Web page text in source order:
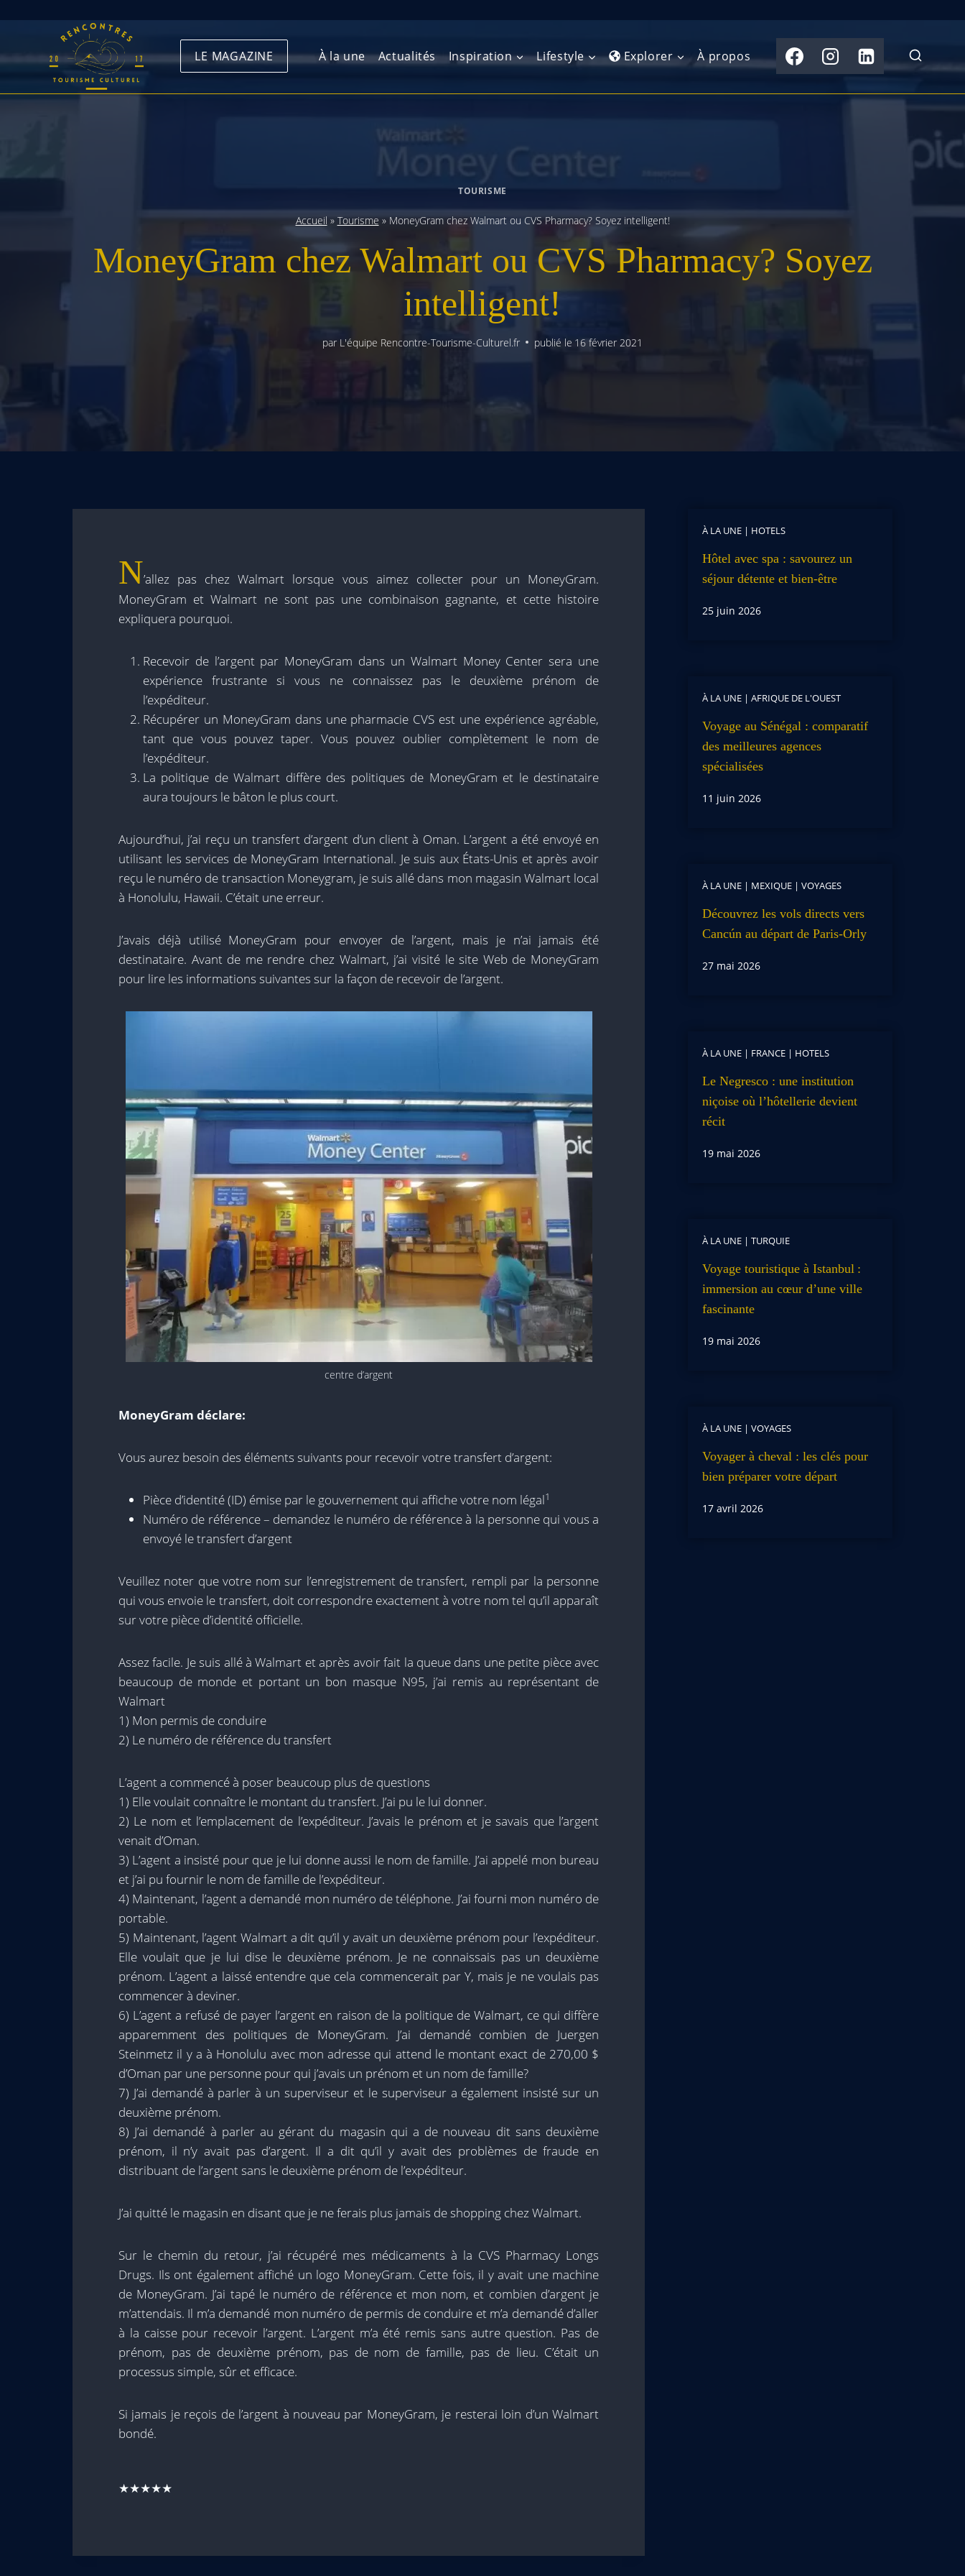
content
LE MAGAZINE À la une Actualités Inspiration Lifestyle Explorer
Europe de l’Ouest
Balkans
Amérique centrale
Afrique de l’Est
Afrique australe
indien
Asie du Sud-Est
Extrême-Orient
À propos
TOURISME
Accueil » Tourisme»MoneyGram chez Walmart ou CVS Pharmacy? Soyez intelligent!
MoneyGram chez Walmart ou CVS Pharmacy? Soyez
intelligent!
par L'équipe Rencontre-Tourisme-Culturel.fr publié le 16 février 2021
N’allez pas chez Walmart lorsque vous aimez collecter pour un MoneyGram.
MoneyGram et Walmart ne sont pas une combinaison gagnante, et cette histoire
expliquera pourquoi.
Recevoir de l’argent par MoneyGram dans un Walmart Money Center sera une
expérience frustrante si vous ne connaissez pas le deuxième prénom de
l’expéditeur.
Récupérer un MoneyGram dans une pharmacie CVS est une expérience agréable,
tant que vous pouvez taper. Vous pouvez oublier complètement le nom de
l’expéditeur.
La politique de Walmart diffère des politiques de MoneyGram et le destinataire
aura toujours le bâton le plus court.
Aujourd’hui, j’ai reçu un transfert d’argent d’un client à Oman. L’argent a été envoyé en
utilisant les services de MoneyGram International. Je suis aux États-Unis et après avoir
reçu le numéro de transaction Moneygram, je suis allé dans mon magasin Walmart local
à Honolulu, Hawaii. C’était une erreur.
J’avais déjà utilisé MoneyGram pour envoyer de l’argent, mais je n’ai jamais été
destinataire. Avant de me rendre chez Walmart, j’ai visité le site Web de MoneyGram
pour lire les informations suivantes sur la façon de recevoir de l’argent.
centre d’argent
MoneyGram déclare:
Vous aurez besoin des éléments suivants pour recevoir votre transfert d’argent:
Pièce d’identité (ID) émise par le gouvernement qui affiche votre nom légal1
Numéro de référence – demandez le numéro de référence à la personne qui vous a
envoyé le transfert d’argent
Veuillez noter que votre nom sur l’enregistrement de transfert, rempli par la personne
qui vous envoie le transfert, doit correspondre exactement à votre nom tel qu’il apparaît
sur votre pièce d’identité officielle.
Assez facile. Je suis allé à Walmart et après avoir fait la queue dans une petite pièce avec
beaucoup de monde et portant un bon masque N95, j’ai remis au représentant de
Walmart
1) Mon permis de conduire
2) Le numéro de référence du transfert
L’agent a commencé à poser beaucoup plus de questions
1) Elle voulait connaître le montant du transfert. J’ai pu le lui donner.
2) Le nom et l’emplacement de l’expéditeur. J’avais le prénom et je savais que l’argent
venait d’Oman.
3) L’agent a insisté pour que je lui donne aussi le nom de famille. J’ai appelé mon bureau
et j’ai pu fournir le nom de famille de l’expéditeur.
4) Maintenant, l’agent a demandé mon numéro de téléphone. J’ai fourni mon numéro de
portable.
5) Maintenant, l’agent Walmart a dit qu’il y avait un deuxième prénom pour l’expéditeur.
Elle voulait que je lui dise le deuxième prénom. Je ne connaissais pas un deuxième
prénom. L’agent a laissé entendre que cela commencerait par Y, mais je ne voulais pas
commencer à deviner.
6) L’agent a refusé de payer l’argent en raison de la politique de Walmart, ce qui diffère
apparemment des politiques de MoneyGram. J’ai demandé combien de Juergen
Steinmetz il y a à Honolulu avec mon adresse qui attend le montant exact de 270,00 $
d’Oman par une personne pour qui j’avais un prénom et un nom de famille?
7) J’ai demandé à parler à un superviseur et le superviseur a également insisté sur un
deuxième prénom.
8) J’ai demandé à parler au gérant du magasin qui a de nouveau dit sans deuxième
prénom, il n’y avait pas d’argent. Il a dit qu’il y avait des problèmes de fraude en
distribuant de l’argent sans le deuxième prénom de l’expéditeur.
J’ai quitté le magasin en disant que je ne ferais plus jamais de shopping chez Walmart.
Sur le chemin du retour, j’ai récupéré mes médicaments à la CVS Pharmacy Longs
Drugs. Ils ont également affiché un logo MoneyGram. Cette fois, il y avait une machine
de MoneyGram. J’ai tapé le numéro de référence et mon nom, et combien d’argent je
m’attendais. Il m’a demandé mon numéro de permis de conduire et m’a demandé d’aller
à la caisse pour recevoir l’argent. L’argent m’a été remis sans autre question. Pas de
prénom, pas de deuxième prénom, pas de nom de famille, pas de lieu. C’était un
processus simple, sûr et efficace.
Si jamais je reçois de l’argent à nouveau par MoneyGram, je resterai loin d’un Walmart
bondé.
★★★★★
À LA UNE| HOTELS
Hôtel avec spa : savourez un
séjour détente et bien-être
25 juin 2026
À LA UNE| AFRIQUE DE L'OUEST
Voyage au Sénégal : comparatif
des meilleures agences
spécialisées
11 juin 2026
À LA UNE| MEXIQUE| VOYAGES
Découvrez les vols directs vers
Cancún au départ de Paris-Orly
27 mai 2026
À LA UNE| FRANCE| HOTELS
Le Negresco : une institution
niçoise où l’hôtellerie devient
récit
19 mai 2026
À LA UNE| TURQUIE
Voyage touristique à Istanbul :
immersion au cœur d’une ville
fascinante
19 mai 2026
À LA UNE| VOYAGES
Voyager à cheval : les clés pour
bien préparer votre départ
17 avril 2026